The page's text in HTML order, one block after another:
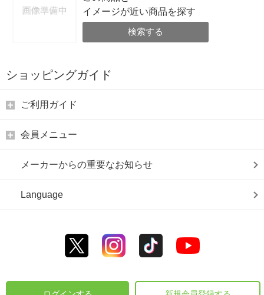
イメージが近い商品を探す
検索する
ショッピングガイド
ご利用ガイド
会員メニュー
メーカーからの重要なお知らせ
Language